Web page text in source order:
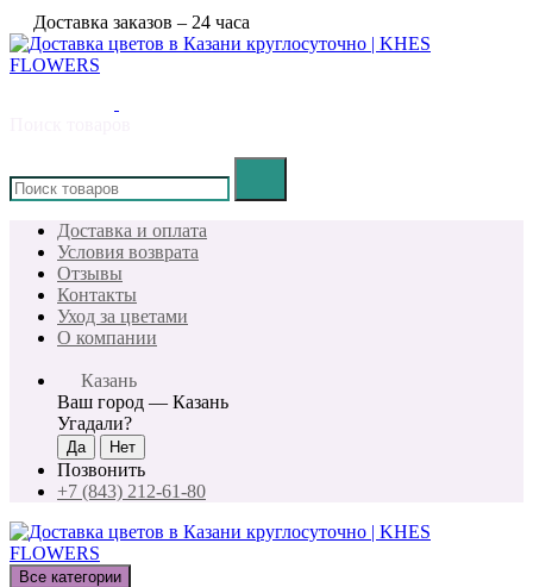
Доставка заказов – 24 часа
Доставка и оплата
Условия возврата
Отзывы
Контакты
Уход за цветами
О компании
Казань
Ваш город — Казань
Угадали?
Позвонить
+7 (843) 212-61-80
Все категории